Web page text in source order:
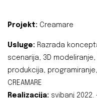
Projekt: Creamare
Usluge: Razrada
scenarija, 3D modeliranje,
produkcija,
CREAMARE
Realizacija: svibanj 2022.